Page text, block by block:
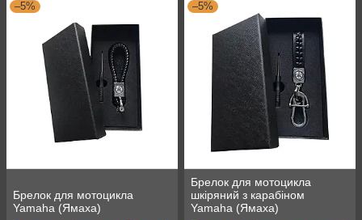
–5%
Брелок для мотоцикла
Yamaha (Ямаха)
–5%
Брелок для мотоцикла
шкіряний з карабіном
Yamaha (Ямаха)